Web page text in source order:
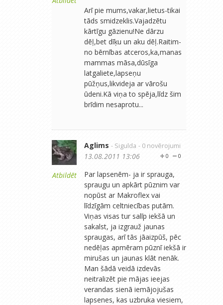
Arī pie mums,vakar,lietus-tikai
tāds smidzeklis.Vajadzētu
kārtīgu gāzienu!Ne dārzu
dēļ,bet dīķu un aku dēļ.Raitim-
no bērnības atceros,ka,manas
mammas māsa,dūsīga
latgaliete,lapseņu
pūžņus,likvideja ar vārošu
ūdeni.Kā viņa to spēja,līdz šim
brīdim nesaprotu...
Atbildēt
Aglims - Sigulda - 0 novērojumi
0
0
13.08.2011 13:06
Par lapsenēm- ja ir sprauga,
spraugu un apkārt pūznim var
nopūst ar Makroflex vai
līdzīgām celtniecības putām.
Viņas visas tur salīp iekšā un
sakalst, ja izgrauž jaunas
spraugas, arī tās jāaizpūš, pēc
nedēļas apmēram pūznī iekšā ir
mirušas un jaunas klāt nenāk.
Man šādā veidā izdevās
neitralizēt pie mājas ieejas
verandas sienā iemājojušas
lapsenes, kas uzbruka viesiem,